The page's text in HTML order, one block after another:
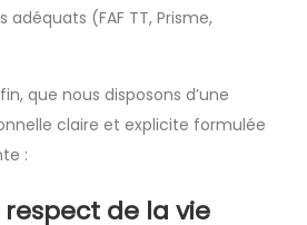
(FAF TT, Prisme,
que nous disposons d’une
claire et explicite formulée
:
de la vie